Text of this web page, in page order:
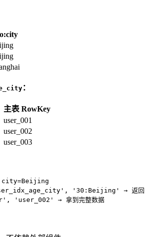
：
主表 RowKey
user_001
user_002
user_003
city=Beijing
, '30:Beijing'
→ 返
, 'user_002' → 拿到完整数据